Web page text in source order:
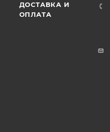
ДОСТАВКА И
ОПЛАТА